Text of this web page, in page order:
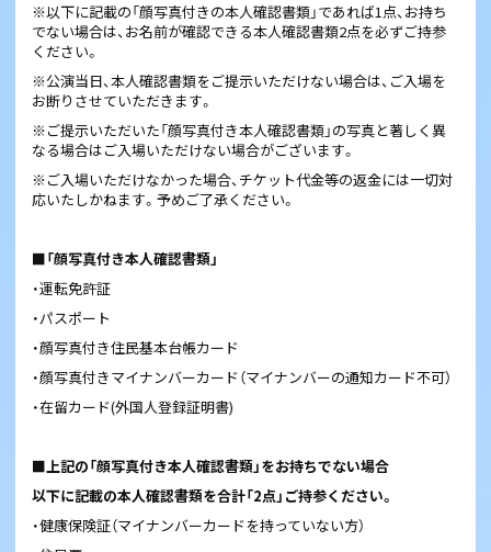
※以下に記載の「顔写真付きの本人確認書類」であれば1点、お持ち
でない場合は、お名前が確認できる本人確認書類2点を必ずご持参
ください。
※公演当日、本人確認書類をご提示いただけない場合は、ご入場を
お断りさせていただきます。
※ご提示いただいた「顔写真付き本人確認書類」の写真と著しく異
なる場合はご入場いただけない場合がございます。
※ご入場いただけなかった場合、チケット代金等の返金には一切対
応いたしかねます。予めご了承ください。
■「顔写真付き本人確認書類」
・運転免許証
・パスポート
・顔写真付き住民基本台帳カード
・顔写真付きマイナンバーカード（マイナンバーの通知カード不可）
・在留カード(外国人登録証明書)
■上記の「顔写真付き本人確認書類」をお持ちでない場合
以下に記載の本人確認書類を合計「2点」ご持参ください。
・健康保険証（マイナンバーカードを持っていない方）